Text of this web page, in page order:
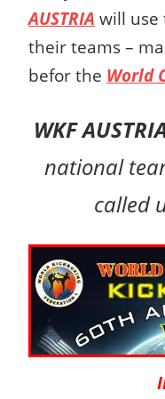
AUSTRIA will
their teams –
befor the World
WKF
national
called